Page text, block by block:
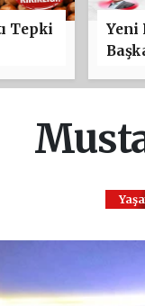
Tepki
Yeni